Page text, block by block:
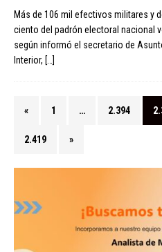
Más de 106 mil efectivos militares y
ciento del padrón electoral nacional
según informó el secretario de
Interior, […]
« 1 … 2.394
2.419 »